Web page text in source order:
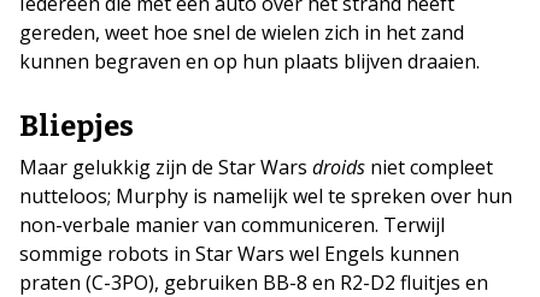
gereden, weet hoe snel de wielen zich in het zand
kunnen begraven en op hun plaats blijven draaien.
Bliepjes
Maar gelukkig zijn de Star Wars droids niet compleet
nutteloos; Murphy is namelijk wel te spreken over hun
non-verbale manier van communiceren. Terwijl
sommige robots in Star Wars wel Engels kunnen
praten (C-3PO), gebruiken BB-8 en R2-D2 fluitjes en